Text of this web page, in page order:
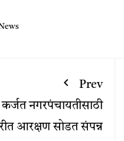
Prev
नगरपंचायतीसाठी
आरक्षण सोडत संपन्न